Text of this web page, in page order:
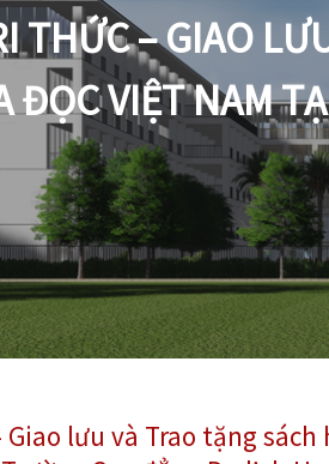
THỨC – GIAO
ĐỌC VIỆT NAM
lưu và Trao tặng sách